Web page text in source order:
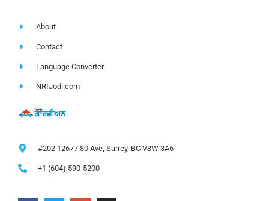
About
Contact
Language Converter
NRIJodi.com
#202 12677 80 Ave, Surrey, BC V3W 3A6
+1 (604) 590-5200